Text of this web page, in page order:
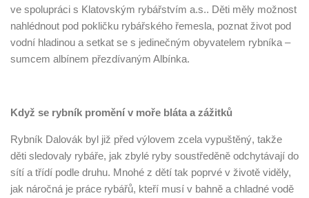
ve spolupráci s Klatovským rybářstvím a.s.. Děti měly možnost
nahlédnout pod pokličku rybářského řemesla, poznat život pod
vodní hladinou a setkat se s jedinečným obyvatelem rybníka –
sumcem albínem přezdívaným Albínka.
Když se rybník promění v moře bláta a zážitků
Rybník Dalovák byl již před výlovem zcela vypuštěný, takže
děti sledovaly rybáře, jak zbylé ryby soustředěně odchytávají do
sítí a třídí podle druhu. Mnohé z dětí tak poprvé v životě viděly,
jak náročná je práce rybářů, kteří musí v bahně a chladné vodě